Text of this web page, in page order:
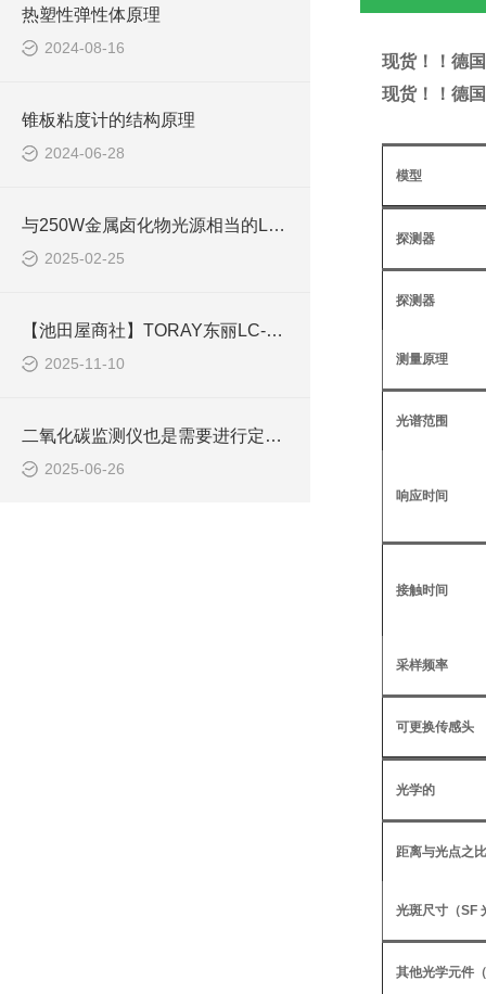
热塑性弹性体原理
2024-08-16
锥板粘度计的结构原理
2024-06-28
与250W金属卤化物光源相当的LED光源LS-L150
2025-02-25
【池田屋商社】TORAY东丽LC-860：氧化锆氧传感技术，守护每一份纯净
2025-11-10
二氧化碳监测仪也是需要进行定期保养的
2025-06-26
现货！！德
现货！！德
模型
探测器
探测器
测量原理
光谱范围
响应时间
接触时间
采样频率
可更换传感头
光学的
距离与光点之
光斑尺寸（SF
其他光学元件